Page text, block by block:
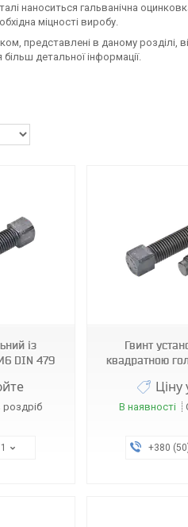
наноситься гальванічна
міцності виробу.
представлені в даному
детальної інформації.
із
DIN 479
роздріб
Гвинт
квадратною
В наявності
+380